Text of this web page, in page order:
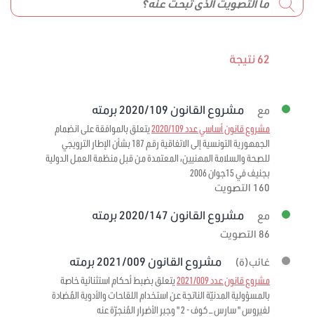
62 نتيجة
مع مشروع القانون 2020/109 برمته
مشروع قانون أساسي عدد 2020/109
يتعلق بالموافقة على انضمام
الجمهورية التونسية إلى الاتفاقية رقم 187 بشأن الإطار الترويجي
للصحة والسلامة المهنيين، المعتمدة من قبل منظمة العمل الدولية
بجنيف في 15جوان 2006
160 التصويت
مع مشروع القانون 2020/147 برمته
86 التصويت
غائب(ة) مشروع القانون 2021/009 برمته
مشروع قانون عدد 2021/009
يتعلق بضبط أحكام استثنائية خاصة
بالمسؤولية المدنيّة الناتجة عن استخدام اللقاحات والأدوية المُضادة
لفيروس " سارس – كوف - 2 " وجبر الأضرار المُنجرّة عنه